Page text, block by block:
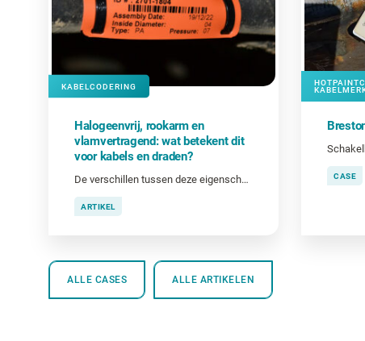
KABELCODERING
Halogeenvrij, rookarm en
vlamvertragend: wat betekent dit
voor kabels en draden?
De verschillen tussen deze eigenschappen en wanneer ze belangrijk zijn bij het coderen van kabels en draden.
ARTIKEL
CASE
ALLE CASES ALLE ARTIKELEN